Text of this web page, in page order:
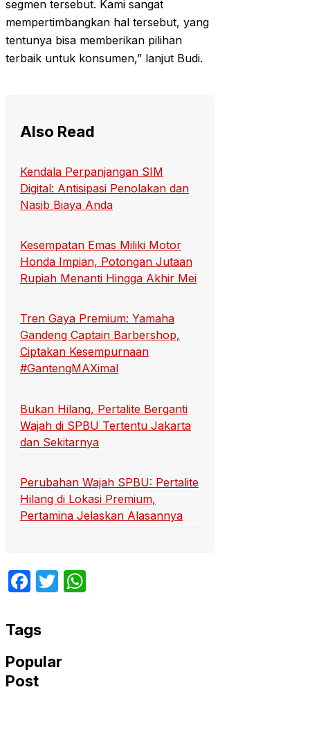
segmen tersebut. Kami sangat
mempertimbangkan hal tersebut, yang
tentunya bisa memberikan pilihan
terbaik untuk konsumen,” lanjut Budi.
Also Read
Kendala Perpanjangan SIM
Digital: Antisipasi Penolakan dan
Nasib Biaya Anda
Kesempatan Emas Miliki Motor
Honda Impian, Potongan Jutaan
Rupiah Menanti Hingga Akhir Mei
Tren Gaya Premium: Yamaha
Gandeng Captain Barbershop,
Ciptakan Kesempurnaan
#GantengMAXimal
Bukan Hilang, Pertalite Berganti
Wajah di SPBU Tertentu Jakarta
dan Sekitarnya
Perubahan Wajah SPBU: Pertalite
Hilang di Lokasi Premium,
Pertamina Jelaskan Alasannya
Facebook
Twitter
Tags
Popular
Post